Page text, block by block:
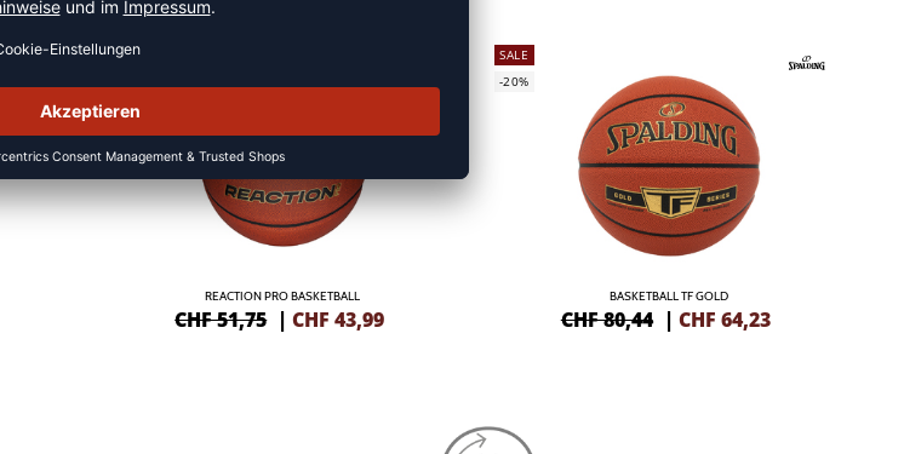
NEW
REACTION PRO BASKETBALL
CHF 51,75 |CHF 43,99
SALE
-20%
BASKETBALL TF GOLD
CHF 80,44 | CHF 64,23